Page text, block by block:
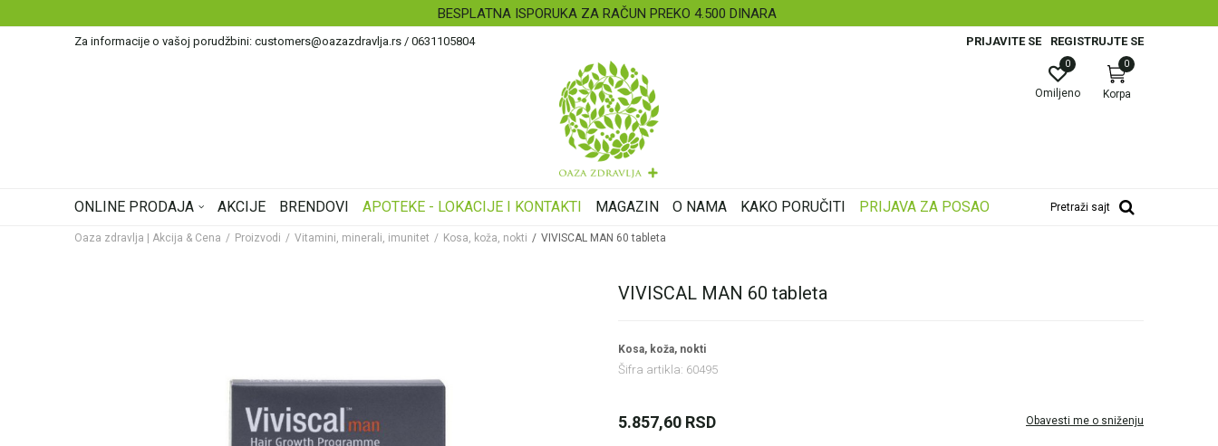
BESPLATNA ISPORUKA ZA RAČUN PREKO 4.500 DINARA
Za informacije o vašoj porudžbini: customers@oazazdravlja.rs / 0631105804 PRIJAVITE SE REGISTRUJTE SE
Korpa
0
Omiljeno
0
ONLINE PRODAJA AKCIJE BRENDOVI APOTEKE - LOKACIJE I KONTAKTI MAGAZIN O NAMA KAKO PORUČITI PRIJAVA ZA POSAO Pretraži sajt
Oaza zdravlja | Akcija & Cena Proizvodi Vitamini, minerali, imunitet Kosa, koža, nokti VIVISCAL MAN 60 tableta
VIVISCAL MAN 60 tableta
Kosa, koža, nokti
Šifra artikla: 60495
5.857,60 RSD Obavesti me o sniženju